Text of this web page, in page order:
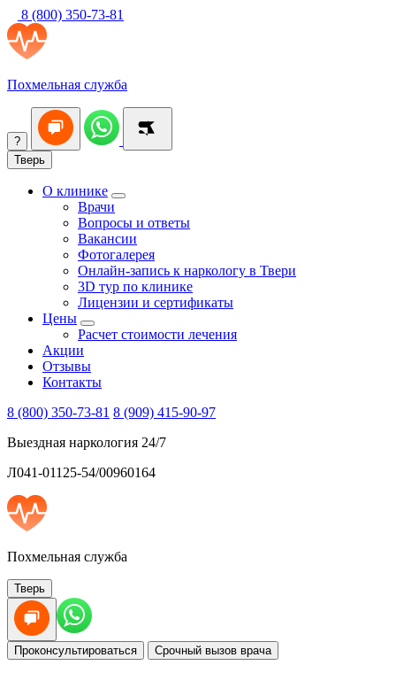
8 (800) 350-73-81
Похмельная служба
?
Тверь
О клинике
Врачи
Вопросы и ответы
Вакансии
Фотогалерея
Онлайн-запись к наркологу в Твери
3D тур по клинике
Лицензии и сертификаты
Цены
Расчет стоимости лечения
Акции
Отзывы
Контакты
8 (800) 350-73-81 8 (909) 415-90-97
Выездная наркология 24/7
Л041-01125-54/00960164
Похмельная служба
Тверь
Проконсультироваться Срочный вызов врача